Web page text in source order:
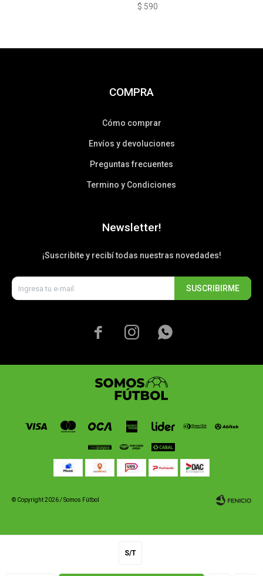
S/T
$ 590
COMPRA
Cómo comprar
Envíos y devoluciones
Preguntas frecuentes
Termino y Condiciones
Newsletter!
¡Suscribite y recibí todas nuestras novedades!
SUSCRIBIRME
  
© Copyright 2026 / Somos Fútbol